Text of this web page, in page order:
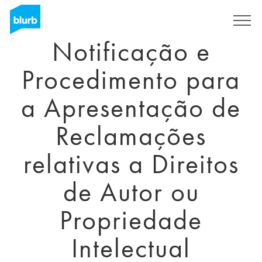
Skip
main
Notificação e
Procedimento para
a Apresentação de
Reclamações
relativas a Direitos
de Autor ou
Propriedade
Intelectual